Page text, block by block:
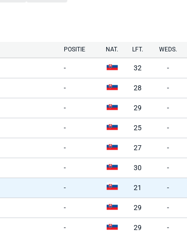
POSITIE NAT. LFT. WEDS.
- 32 -
- 28 -
- 29 -
- 25 -
- 27 -
- 30 -
- 21 -
- 29 -
- 29 -